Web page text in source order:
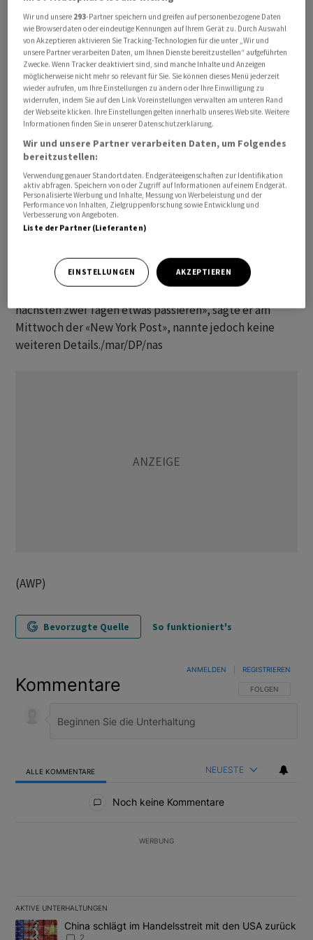
Sharif ist seit Mittwoch auf einer mehrtägigen Reise
unterwegs, die ihn nach Saudi-Arabien, Katar und in die
Türkei führt. Pakistans Armeechef, Feldmarschall Asim
Munir, war am Mittwoch zu Gesprächen in der iranischen
Hauptstadt Teheran eingetroffen. Munir gilt als einer
der einflussreichsten Vermittler zwischen den USA und
dem Iran.
Trump stellt zweite Verhandlungsrunde in Aussicht
Bis zum kommenden Mittwoch gilt eine Waffenruhe
zwischen den USA und dem Iran. Erste Verhandlungen in
vergangenen Wochenende ohne Ergebnis. US-Präsident
Donald Trump stellte zuletzt eine zweite
nächsten zwei Tagen etwas passieren», sagte er am
Mittwoch der «New York Post», nannte jedoch keine
weiteren Details./mar/DP/nas
(AWP)
Bevorzugte Quelle So funktioniert's
Kommentare FOLGE DIESER
FOLGEN
ANMELDEN REGISTRIEREN
ALLE KOMMENTARE NEUESTE
Noch keine Kommentare
WERBUNG
AKTIVE UNTERHALTUNGEN
Das Folgende ist eine Liste der am meisten kommentierten
Ein Trendartikel mit dem Titel "China schlägt im Handelsstreit
China schlägt im Handelsstreit mit den USA zurück
2
Wir und unsere 293-Partner speichern und greifen auf personenbezogene Daten
wie Browserdaten oder eindeutige Kennungen auf Ihrem Gerät zu. Durch Auswahl
von Akzeptieren aktivieren Sie Tracking-Technologien für die unter „Wir und
unsere Partner verarbeiten Daten, um Ihnen Dienste bereitzustellen“ aufgeführten
Zwecke. Wenn Tracker deaktiviert sind, sind manche Inhalte und Anzeigen
möglicherweise nicht mehr so relevant für Sie. Sie können dieses Menü jederzeit
wieder aufrufen, um Ihre Einstellungen zu ändern oder Ihre Einwilligung zu
widerrufen, indem Sie auf den Link Voreinstellungen verwalten am unteren Rand
der Webseite klicken. Ihre Einstellungen gelten innerhalb unseres Website. Weitere
Informationen finden Sie in unserer Datenschutzerklärung.
Wir und unsere Partner verarbeiten Daten, um Folgendes
bereitzustellen:
Verwendung genauer Standortdaten. Endgeräteeigenschaften zur Identifikation
aktiv abfragen. Speichern von oder Zugriff auf Informationen auf einem Endgerät.
Personalisierte Werbung und Inhalte, Messung von Werbeleistung und der
Performance von Inhalten, Zielgruppenforschung sowie Entwicklung und
Verbesserung von Angeboten.
Liste der Partner (Lieferanten)
EINSTELLUNGEN AKZEPTIEREN